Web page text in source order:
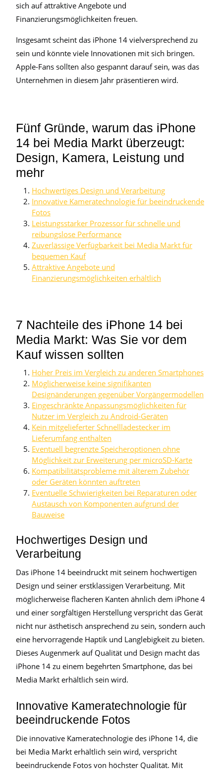
sich auf attraktive Angebote und
Finanzierungsmöglichkeiten freuen.
Insgesamt scheint das iPhone 14 vielversprechend zu
sein und könnte viele Innovationen mit sich bringen.
Apple-Fans sollten also gespannt darauf sein, was das
Unternehmen in diesem Jahr präsentieren wird.
Fünf Gründe, warum das iPhone
14 bei Media Markt überzeugt:
Design, Kamera, Leistung und
mehr
Hochwertiges Design und Verarbeitung
Innovative Kameratechnologie für beeindruckende
Fotos
Leistungsstarker Prozessor für schnelle und
reibungslose Performance
Zuverlässige Verfügbarkeit bei Media Markt für
bequemen Kauf
Attraktive Angebote und
Finanzierungsmöglichkeiten erhältlich
7 Nachteile des iPhone 14 bei
Media Markt: Was Sie vor dem
Kauf wissen sollten
Hoher Preis im Vergleich zu anderen Smartphones
Möglicherweise keine signifikanten
Designänderungen gegenüber Vorgängermodellen
Eingeschränkte Anpassungsmöglichkeiten für
Nutzer im Vergleich zu Android-Geräten
Kein mitgelieferter Schnellladestecker im
Lieferumfang enthalten
Eventuell begrenzte Speicheroptionen ohne
Möglichkeit zur Erweiterung per microSD-Karte
Kompatibilitätsprobleme mit älterem Zubehör
oder Geräten könnten auftreten
Eventuelle Schwierigkeiten bei Reparaturen oder
Austausch von Komponenten aufgrund der
Bauweise
Hochwertiges Design und
Verarbeitung
Das iPhone 14 beeindruckt mit seinem hochwertigen
Design und seiner erstklassigen Verarbeitung. Mit
möglicherweise flacheren Kanten ähnlich dem iPhone 4
und einer sorgfältigen Herstellung verspricht das Gerät
nicht nur ästhetisch ansprechend zu sein, sondern auch
eine hervorragende Haptik und Langlebigkeit zu bieten.
Dieses Augenmerk auf Qualität und Design macht das
iPhone 14 zu einem begehrten Smartphone, das bei
Media Markt erhältlich sein wird.
Innovative Kameratechnologie für
beeindruckende Fotos
Die innovative Kameratechnologie des iPhone 14, die
bei Media Markt erhältlich sein wird, verspricht
beeindruckende Fotos von höchster Qualität. Mit